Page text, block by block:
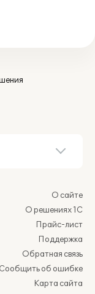
О сайте
О решениях 1С
Прайс-лист
Поддержка
Обратная связь
Сообщить об ошибке
Карта сайта